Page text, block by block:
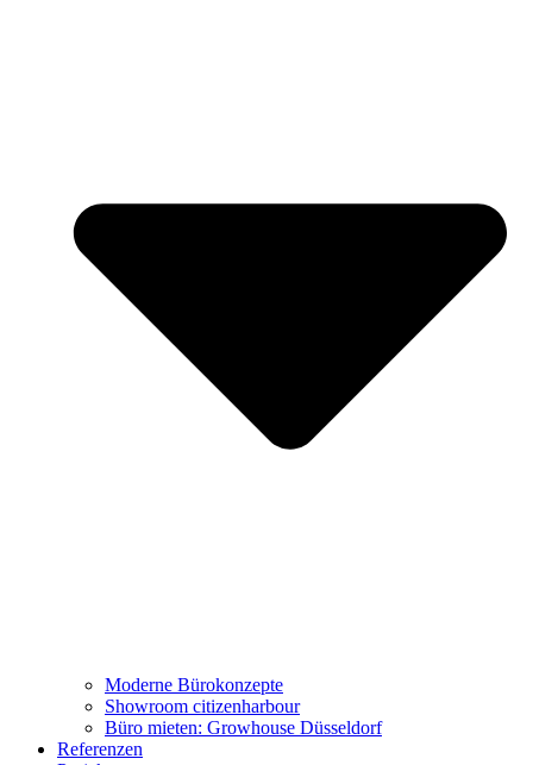
Moderne Bürokonzepte
Showroom citizenharbour
Büro mieten: Growhouse Düsseldorf
Referenzen